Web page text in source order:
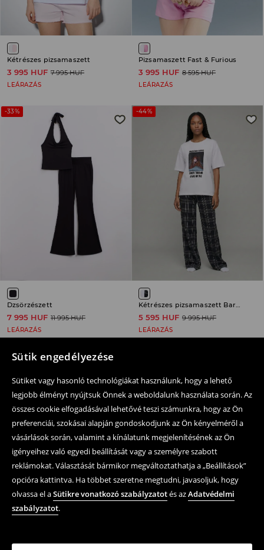
Sütik engedélyezése
Sütiket vagy hasonló technológiákat használunk, hogy a lehető
legjobb élményt nyújtsuk Önnek a weboldalunk használata során. Az
összes cookie elfogadásával lehetővé teszi számunkra, hogy az Ön
preferenciái, szokásai alapján gondoskodjunk az Ön kényelméről a
vásárlások során, valamint a kínálatunk megjelenítésének az Ön
igényeihez való egyedi beállítását vagy a személyre szabott
reklámokat. Választását bármikor megváltoztathatja a „Beállítások”
opcióra kattintva. Ha többet szeretne megtudni, javasoljuk, hogy
olvassa el aSütikre vonatkozó szabályzatotés azAdatvédelmi
szabályzatot.
Kétrészes pizsamaszett
3 995 HUF 7 995 HUF
LEÁRAZÁS
Pizsamaszett Fast & Furious
3 995 HUF 8 595 HUF
LEÁRAZÁS
-33%
Dzsörzészett
7 995 HUF 11 995 HUF
LEÁRAZÁS
-44%
Kétrészes pizsamaszett Barbie
5 595 HUF 9 995 HUF
LEÁRAZÁS
Kövessen minket
Segítség és kapcsolatfelvétel
Online vásárlás
Felhasználási feltételek és adatvédelmi szabályzat
Jogi kérdések
LPP